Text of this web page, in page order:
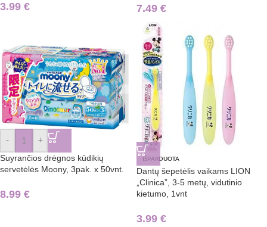
3.99 € 7.49 €
- +
Suyrančios drėgnos kūdikių
servetėlės Moony, 3pak. x 50vnt.
8.99 €
IŠPARDUOTA
Dantų šepetėlis vaikams LION
„Clinica”, 3-5 metų, vidutinio
kietumo, 1vnt
3.99 €